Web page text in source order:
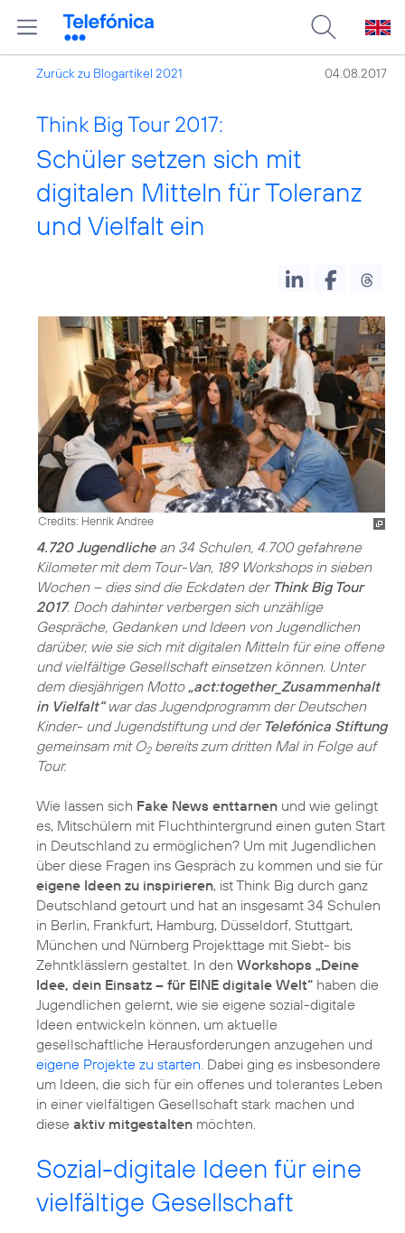
Zurück zu Blogartikel 2021 04.08.2017
Think Big Tour 2017:
Schüler setzen sich mit
digitalen Mitteln für Toleranz
und Vielfalt ein
Credits: Henrik Andree
4.720 Jugendlichean 34 Schulen, 4.700 gefahrene
Kilometer mit dem Tour-Van, 189 Workshops in sieben
Wochen – dies sind die Eckdaten der Think Big Tour
2017. Doch dahinter verbergen sich unzählige
Gespräche, Gedanken und Ideen von Jugendlichen
darüber, wie sie sich mit digitalen Mitteln für eine offene
und vielfältige Gesellschaft einsetzen können. Unter
dem diesjährigen Motto „act:together_Zusammenhalt
in Vielfalt“war das Jugendprogramm der Deutschen
Kinder- und Jugendstiftung und der Telefónica Stiftung
gemeinsam mit O2bereits zum dritten Mal in Folge auf
Tour.
Wie lassen sich Fake News enttarnen und wie gelingt
es, Mitschülern mit Fluchthintergrund einen guten Start
in Deutschland zu ermöglichen? Um mit Jugendlichen
über diese Fragen ins Gespräch zu kommen und sie für
eigene Ideen zu inspirieren, ist Think Big durch ganz
Deutschland getourt und hat an insgesamt 34 Schulen
in Berlin, Frankfurt, Hamburg, Düsseldorf, Stuttgart,
München und Nürnberg Projekttage mit Siebt- bis
Zehntklässlern gestaltet. In den Workshops „Deine
Idee, dein Einsatz – für EINE digitale Welt“ haben die
Jugendlichen gelernt, wie sie eigene sozial-digitale
Ideen entwickeln können, um aktuelle
gesellschaftliche Herausforderungen anzugehen und
eigene Projekte zu starten . Dabei ging es insbesondere
um Ideen, die sich für ein offenes und tolerantes Leben
in einer vielfältigen Gesellschaft stark machen und
diese aktiv mitgestalten möchten.
Sozial-digitale Ideen für eine
vielfältige Gesellschaft